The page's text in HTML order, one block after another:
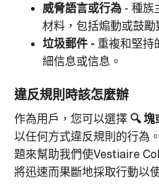
威脅語言或行為 - 種族
材料，包括煽動或鼓勵
垃圾郵件 - 重複和堅持
細信息或信息。
違反規則時該怎麼辦
作為用戶，您可以選擇 🔍 塊
以任何方式違反規則的行為
題來幫助我們使Vestiaire
將迅速而果斷地採取行動以